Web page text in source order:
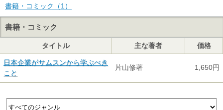
書籍・コミック（1）
書籍・コミック
タイトル 主な著者 価格
日本企業がサムスンから学ぶべき
こと
片山修著 1,650円